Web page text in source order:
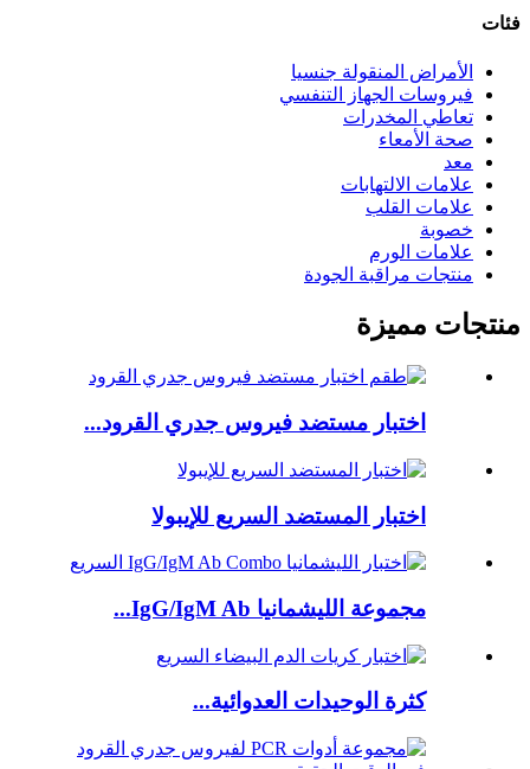
فئات
الأمراض المنقولة جنسيا
فيروسات الجهاز التنفسي
تعاطي المخدرات
صحة الأمعاء
معد
علامات الالتهابات
علامات القلب
خصوبة
علامات الورم
منتجات مراقبة الجودة
منتجات مميزة
اختبار مستضد فيروس جدري القرود...
اختبار المستضد السريع للإيبولا
مجموعة الليشمانيا IgG/IgM Ab...
كثرة الوحيدات العدوائية...